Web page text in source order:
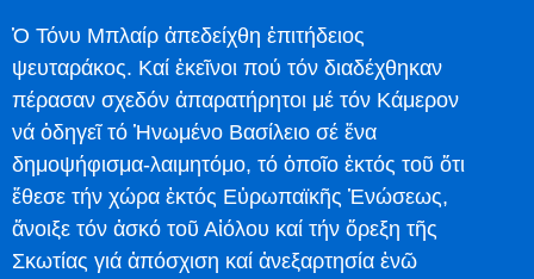
Ὁ Τόνυ Μπλαίρ ἀπεδείχθη ἐπιτήδειος
ψευταράκος. Καί ἐκεῖνοι πού τόν διαδέχθηκαν
πέρασαν σχεδόν ἀπαρατήρητοι μέ τόν Κάμερον
νά ὁδηγεῖ τό Ἡνωμένο Βασίλειο σέ ἕνα
δημοψήφισμα-λαιμητόμο, τό ὁποῖο ἐκτός τοῦ ὅτι
ἔθεσε τήν χώρα ἐκτός Εὐρωπαϊκῆς Ἑνώσεως,
ἄνοιξε τόν ἀσκό τοῦ Αἰόλου καί τήν ὄρεξη τῆς
Σκωτίας γιά ἀπόσχιση καί ἀνεξαρτησία ἐνῶ